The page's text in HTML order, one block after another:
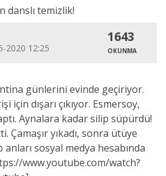
2020 12:25
1643
OKUNMA
günlerini evinde geçiriyor.
için dışarı çıkıyor. Esmersoy,
Aynalara kadar silip süpürdü!
Çamaşır yıkadı, sonra ütüye
sosyal medya hesabında
www.youtube.com/watch?